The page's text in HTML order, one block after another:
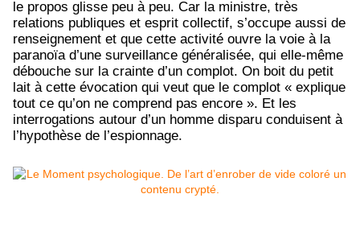
le propos glisse peu à peu. Car la ministre, très
relations publiques et esprit collectif, s’occupe aussi de
renseignement et que cette activité ouvre la voie à la
paranoïa d’une surveillance généralisée, qui elle-même
débouche sur la crainte d’un complot. On boit du petit
lait à cette évocation qui veut que le complot « explique
tout ce qu’on ne comprend pas encore ». Et les
interrogations autour d’un homme disparu conduisent à
l’hypothèse de l’espionnage.